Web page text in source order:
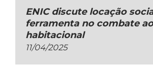
ENIC discute locação
ferramenta no combate
habitacional
11/04/2025